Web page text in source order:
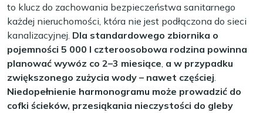
to klucz do zachowania bezpieczeństwa sanitarnego
każdej nieruchomości, która nie jest podłączona do sieci
kanalizacyjnej. Dla standardowego zbiornika o
pojemności 5 000 l czteroosobowa rodzina powinna
planować wywóz co 2–3 miesiące, a w przypadku
zwiększonego zużycia wody – nawet częściej.
Niedopełnienie harmonogramu może prowadzić do
cofki ścieków, przesiąkania nieczystości do gleby